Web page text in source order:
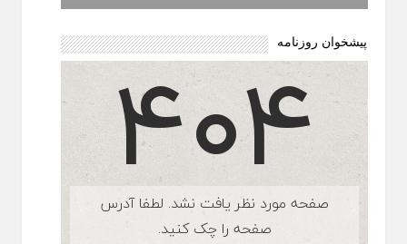
پیشخوان روزنامه